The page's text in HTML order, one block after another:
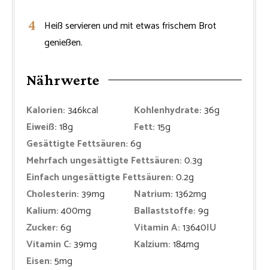
Heiß servieren und mit etwas frischem Brot
genießen.
Nährwerte
Kalorien:346kcal Kohlenhydrate:36g
Eiweiß:18g Fett:15g
Gesättigte Fettsäuren:6g
Mehrfach ungesättigte Fettsäuren:0.3g
Einfach ungesättigte Fettsäuren:0.2g
Cholesterin:39mg Natrium:1362mg
Kalium:400mg Ballaststoffe:9g
Zucker:6g Vitamin A:13640IU
Vitamin C:39mg Kalzium:184mg
Eisen:5mg